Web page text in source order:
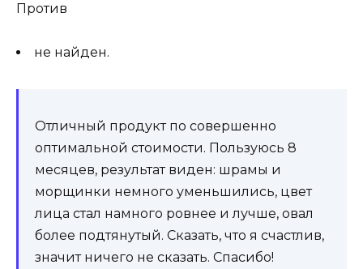
Против
не найден.
Отличный продукт по совершенно
оптимальной стоимости. Пользуюсь 8
месяцев, результат виден: шрамы и
морщинки немного уменьшились, цвет
лица стал намного ровнее и лучше, овал
более подтянутый. Сказать, что я счастлив,
значит ничего не сказать. Спасибо!